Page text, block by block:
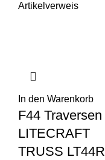
Artikelverweis
In den Warenkorb
F44 Traversen
LITECRAFT
TRUSS LT44R